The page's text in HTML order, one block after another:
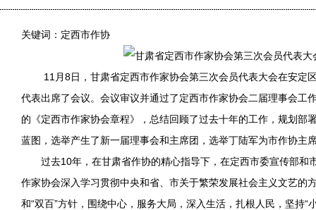
关键词：定西市作协
11月8日，甘肃省定西市作家协会第三次会员代表大会在安定
代表出席了会议。会议审议并通过了定西市作家协会二届理事会工
的《定西市作家协会章程》，总结回顾了过去十年的工作，规划部
蓝图，选举产生了新一届理事会和主席团，选举丁陆军为市作协主
过去10年，在甘肃省作协的精心指导下，在定西市委宣传部和
作家协会深入学习贯彻中央和省、市关于繁荣发展社会主义文艺的
和“双百”方针，围绕中心，服务大局，深入生活，扎根人民，坚持“